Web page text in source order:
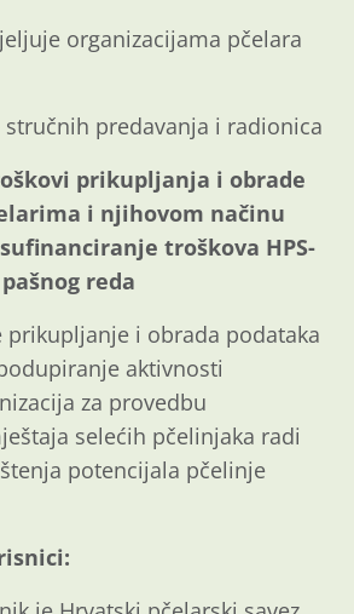
organizacijama pčelara
predavanja i radionica
prikupljanja i obrade
i njihovom načinu
troškova HPS-
reda
prikupljanje i obrada podataka
aktivnosti
za provedbu
selećih pčelinjaka radi
potencijala pčelinje